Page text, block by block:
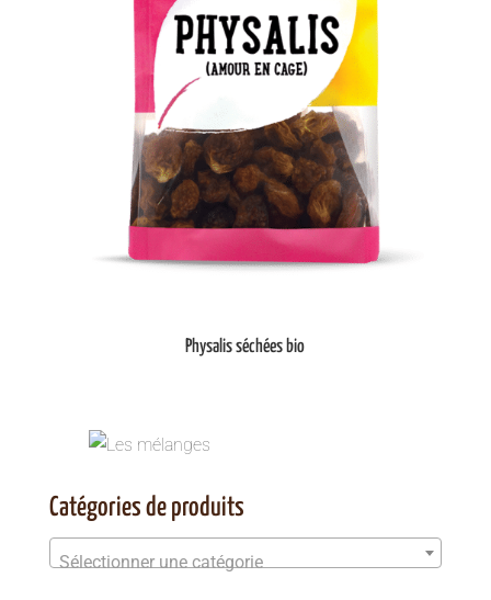
Physalis séchées bio
Catégories de produits
Sélectionner une catégorie